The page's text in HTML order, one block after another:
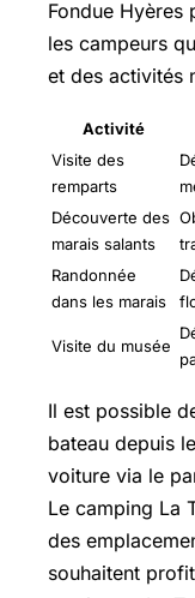
Fondue Hyères
les campeurs
et des activités
Activité
Visite des
remparts
Découverte des
marais salants
Randonnée
dans les marais
Visite du musée
Il est possible
bateau depuis
voiture via le
Le camping La
des
souhaitent